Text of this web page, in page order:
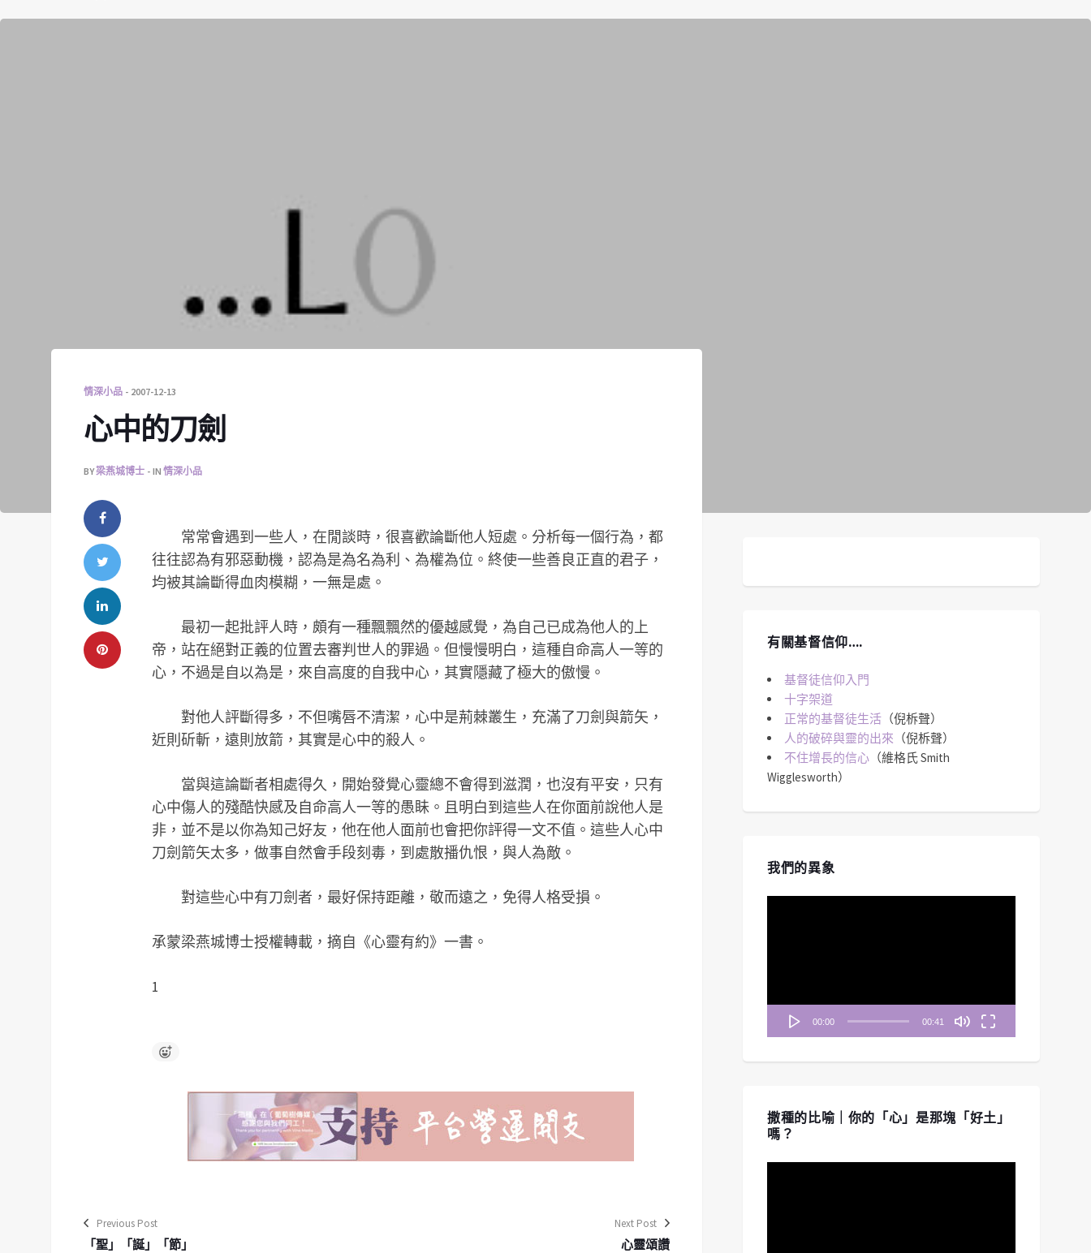
情深小品 2007-12-13
心中的刀劍
BY梁燕城博士 IN 情深小品
常常會遇到一些人，在閒談時，很喜歡論斷他人短處。分析每一個行為，都
往往認為有邪惡動機，認為是為名為利、為權為位。終使一些善良正直的君子，
均被其論斷得血肉模糊，一無是處。
最初一起批評人時，頗有一種飄飄然的優越感覺，為自己已成為他人的上
帝，站在絕對正義的位置去審判世人的罪過。但慢慢明白，這種自命高人一等的
心，不過是自以為是，來自高度的自我中心，其實隱藏了極大的傲慢。
對他人評斷得多，不但嘴唇不清潔，心中是荊棘叢生，充滿了刀劍與箭矢，
近則斫斬，遠則放箭，其實是心中的殺人。
當與這論斷者相處得久，開始發覺心靈總不會得到滋潤，也沒有平安，只有
心中傷人的殘酷快感及自命高人一等的愚眛。且明白到這些人在你面前說他人是
非，並不是以你為知己好友，他在他人面前也會把你評得一文不值。這些人心中
刀劍箭矢太多，做事自然會手段刻毒，到處散播仇恨，與人為敵。
對這些心中有刀劍者，最好保持距離，敬而遠之，免得人格受損。
承蒙梁燕城博士授權轉載，摘自《心靈有約》一書。
1
Previous Post
「聖」「誕」「節」
Next Post
心靈頌讚
有關基督信仰….
基督徒信仰入門
十字架道
正常的基督徒生活 （倪柝聲）
人的破碎與靈的出來 （倪柝聲）
不住增長的信心 （維格氏 Smith
Wigglesworth）
我們的異象
00:00 00:41
撒種的比喻｜你的「心」是那塊「好土」
嗎？